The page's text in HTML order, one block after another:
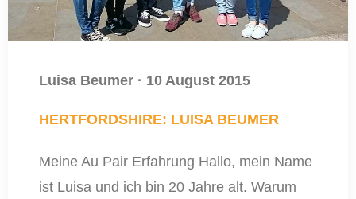
Luisa Beumer · 10 August 2015
HERTFORDSHIRE: LUISA BEUMER
Meine Au Pair Erfahrung Hallo, mein Name
ist Luisa und ich bin 20 Jahre alt. Warum